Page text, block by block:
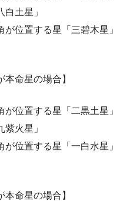
白土星」
が位置する星「三碧木星
本命星の場合】
が位置する星「二黒土星
火星」
が位置する星「一白水星
本命星の場合】